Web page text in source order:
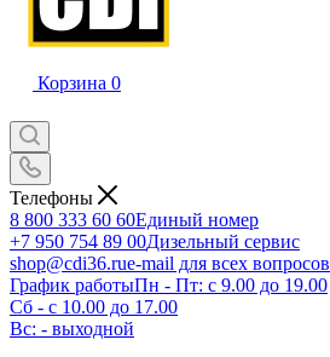
Корзина 0
Телефоны
8 800 333 60 60Единый номер
+7 950 754 89 00Дизельный сервис
shop@cdi36.rue-mail для всех вопросов
График работыПн - Пт: с 9.00 до 19.00
Сб - с 10.00 до 17.00
Вс: - выходной